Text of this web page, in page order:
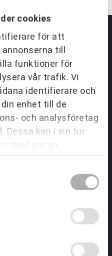
cookies
för att
till
funktioner för
vår trafik. Vi
identifierare och
enhet till de
och analysföretag
Dessa kan i sin tur
med annan
eller
du har använt deras